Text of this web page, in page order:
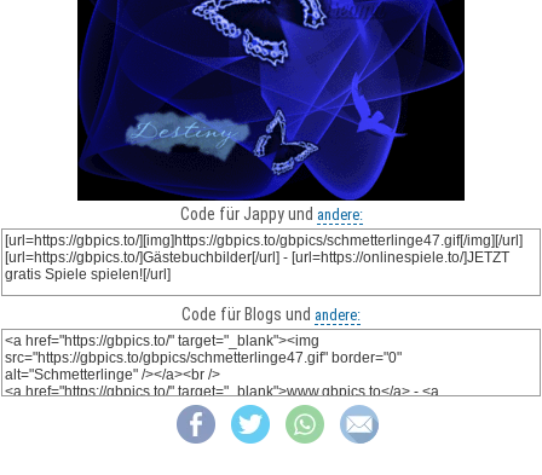
Code für Jappy und andere:
Code für Blogs und andere: